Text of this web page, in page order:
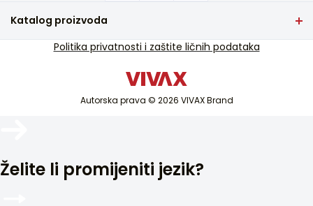
Podrška za usluge
Servisna podrška van garancije
Katalog proizvoda
TV i audio
Autorska prava © 2026 VIVAX Brand
Politika privatnosti i zaštite ličnih podataka
Želite li promijeniti jezik?